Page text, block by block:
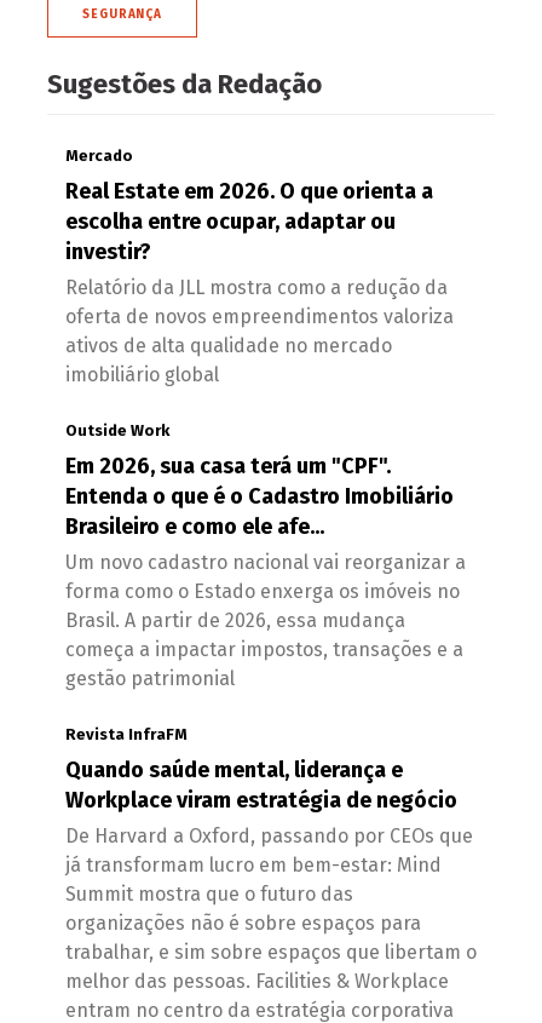
SEGURANÇA
Sugestões da Redação
Mercado
Real Estate em 2026. O que orienta a
escolha entre ocupar, adaptar ou
investir?
Relatório da JLL mostra como a redução da
oferta de novos empreendimentos valoriza
ativos de alta qualidade no mercado
imobiliário global
Outside Work
Em 2026, sua casa terá um "CPF".
Entenda o que é o Cadastro Imobiliário
Brasileiro e como ele afe...
Um novo cadastro nacional vai reorganizar a
forma como o Estado enxerga os imóveis no
Brasil. A partir de 2026, essa mudança
começa a impactar impostos, transações e a
gestão patrimonial
Revista InfraFM
Quando saúde mental, liderança e
Workplace viram estratégia de negócio
De Harvard a Oxford, passando por CEOs que
já transformam lucro em bem-estar: Mind
Summit mostra que o futuro das
organizações não é sobre espaços para
trabalhar, e sim sobre espaços que libertam o
melhor das pessoas. Facilities & Workplace
entram no centro da estratégia corporativa